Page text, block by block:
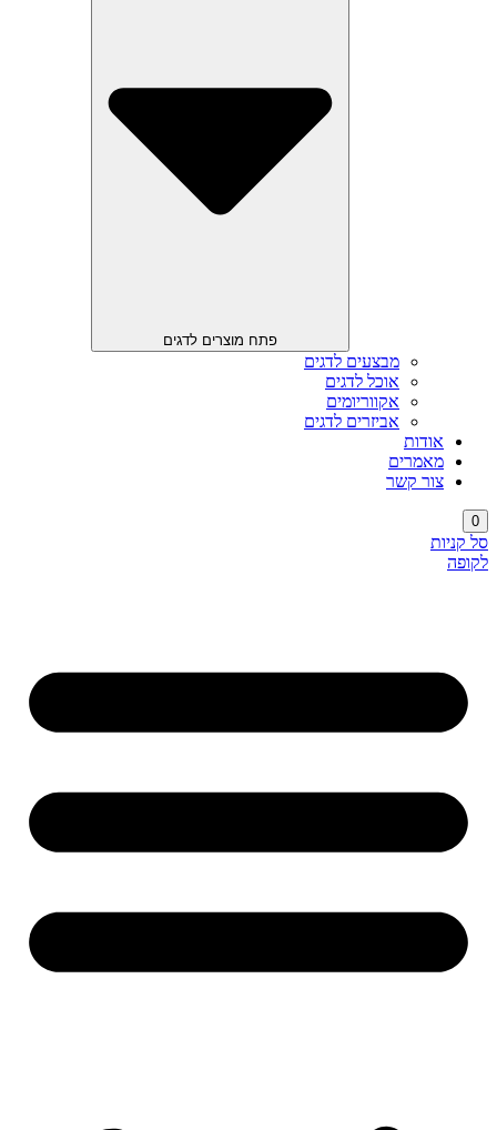
פתח מוצרים לדגים
מבצעים לדגים
אוכל לדגים
אקווריומים
אביזרים לדגים
אודות
מאמרים
צור קשר
0
סל קניות
לקופה